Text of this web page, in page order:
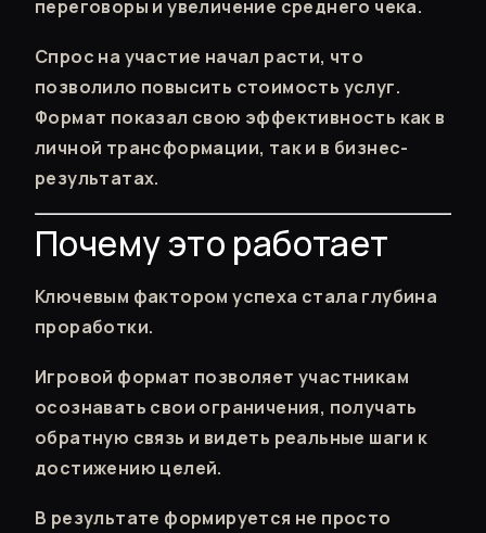
переговоры и увеличение среднего чека.
Спрос на участие начал расти, что
позволило повысить стоимость услуг.
Формат показал свою эффективность как в
личной трансформации, так и в бизнес-
результатах.
Почему это работает
Ключевым фактором успеха стала глубина
проработки.
Игровой формат позволяет участникам
осознавать свои ограничения, получать
обратную связь и видеть реальные шаги к
достижению целей.
В результате формируется не просто